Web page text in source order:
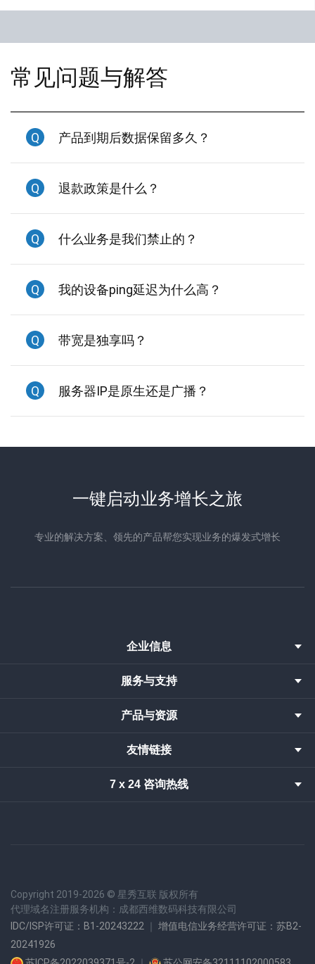
常见问题与解答
Q 产品到期后数据保留多久？
Q 退款政策是什么？
Q 什么业务是我们禁止的？
Q 我的设备ping延迟为什么高？
Q 带宽是独享吗？
Q 服务器IP是原生还是广播？
一键启动业务增长之旅
专业的解决方案、领先的产品帮您实现业务的爆发式增长
企业信息
服务与支持
产品与资源
友情链接
7 x 24 咨询热线
Copyright 2019-2026 © 星秀互联 版权所有
代理域名注册服务机构：成都西维数码科技有限公司
IDC/ISP许可证：B1-20243222
增值电信业务经营许可证：苏B2-
20241926